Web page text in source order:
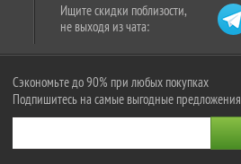
Ищите скидки поблизости,
не выходя из чата:
Сэкономьте до 90% при любых покупках
Подпишитесь на самые выгодные предложения